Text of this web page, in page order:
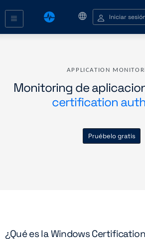
Iniciar
APPLICATION
Monitoring de
certification
Pruébelo gratis
¿Qué es la Windows Certification